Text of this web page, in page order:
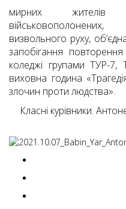
мирних жителів
визвольного руху,
запобігання
коледжі групами ТУР-
виховна година
злочин проти людства».
Класні курівники: